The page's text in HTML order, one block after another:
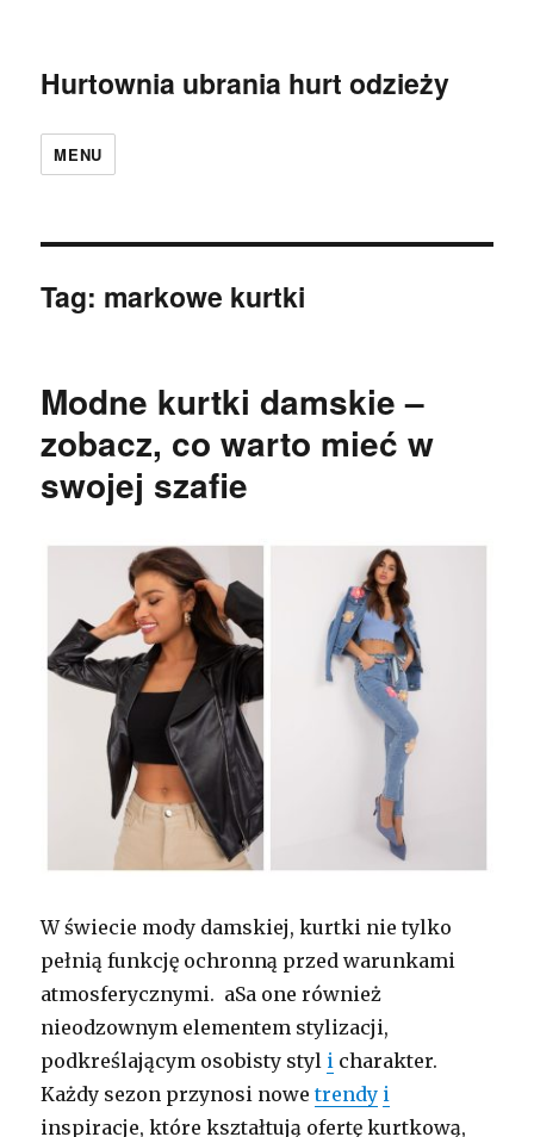
Hurtownia ubrania hurt odzieży
MENU
Tag: markowe kurtki
Modne kurtki damskie –
zobacz, co warto mieć w
swojej szafie
W świecie mody damskiej, kurtki nie tylko
pełnią funkcję ochronną przed warunkami
atmosferycznymi. aSa one również
nieodzownym elementem stylizacji,
podkreślającym osobisty styl i charakter.
Każdy sezon przynosi nowetrendy i
inspiracje, które kształtują ofertę kurtkową,